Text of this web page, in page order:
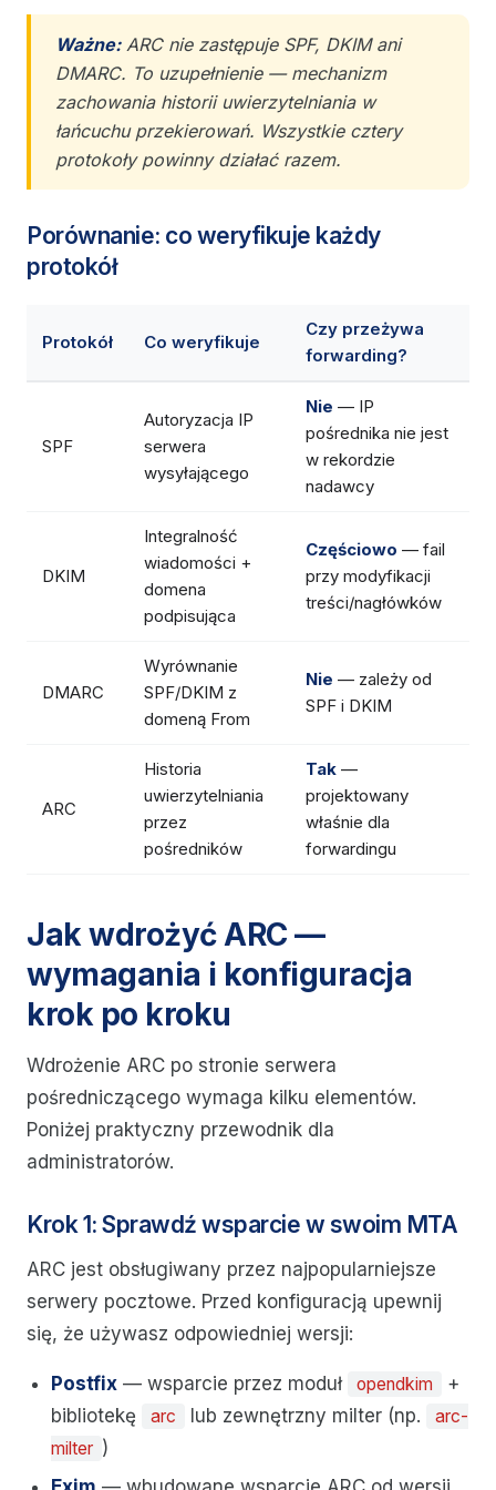
Ważne:ARC nie zastępuje SPF, DKIM ani
DMARC. To uzupełnienie — mechanizm
zachowania historii uwierzytelniania w
łańcuchu przekierowań. Wszystkie cztery
protokoły powinny działać razem.
Porównanie: co weryfikuje każdy
protokół
Protokół Co weryfikuje
Czy przeżywa
forwarding?
SPF
Autoryzacja IP
serwera
wysyłającego
Nie — IP
pośrednika nie jest
w rekordzie
nadawcy
DKIM
Integralność
wiadomości +
domena
podpisująca
Częściowo — fail
przy modyfikacji
treści/nagłówków
DMARC
Wyrównanie
SPF/DKIM z
domeną From
Nie — zależy od
SPF i DKIM
ARC
Historia
uwierzytelniania
przez
pośredników
Tak —
projektowany
właśnie dla
forwardingu
Jak wdrożyć ARC —
wymagania i konfiguracja
krok po kroku
Wdrożenie ARC po stronie serwera
pośredniczącego wymaga kilku elementów.
Poniżej praktyczny przewodnik dla
administratorów.
Krok 1: Sprawdź wsparcie w swoim MTA
ARC jest obsługiwany przez najpopularniejsze
serwery pocztowe. Przed konfiguracją upewnij
się, że używasz odpowiedniej wersji:
Postfix — wsparcie przez moduł opendkim
+
bibliotekę
arc lub zewnętrzny milter (np.
arc-
milter )